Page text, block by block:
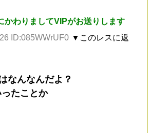
かわりましてVIPがお送りします
ID:085WWrUF0 ▼このレスに返
なんなんだよ？
たことか